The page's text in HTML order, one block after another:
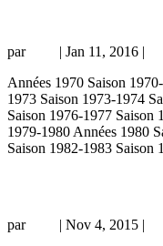
par | Jan 11, 2016 |
Années 1970 Saison
1973 Saison 1973-1974
Saison 1976-1977 Saison
1979-1980 Années 1980
Saison 1982-1983 Saison
par | Nov 4, 2015 |